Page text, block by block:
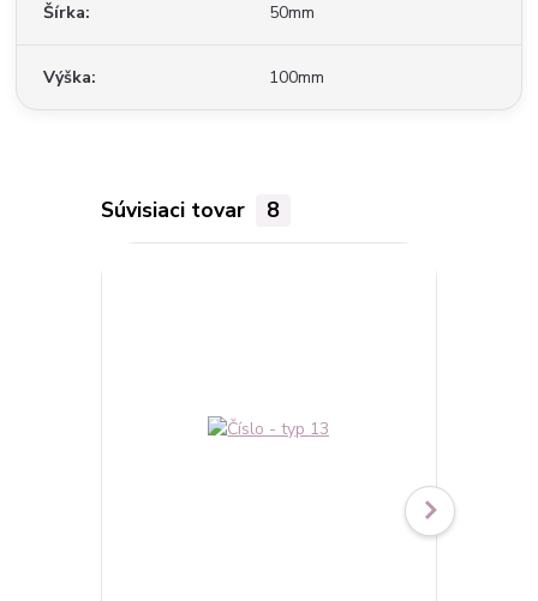
Šírka 50mm
Výška 100mm
Súvisiaci tovar 8